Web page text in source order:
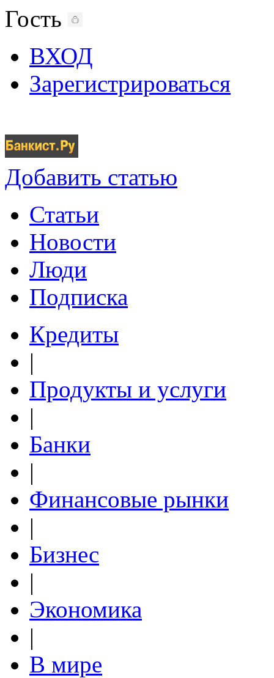
Гость
ВХОД
Зарегистрироваться
Добавить статью
Статьи
Новости
Люди
Подписка
Кредиты
|
Продукты и услуги
|
Банки
|
Финансовые рынки
|
Бизнес
|
Экономика
|
В мире